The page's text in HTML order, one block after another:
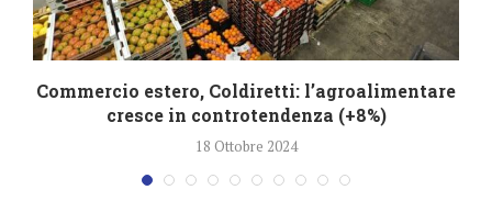
Commercio estero, Coldiretti: l’agroalimentare
cresce in controtendenza (+8%)
18 Ottobre 2024